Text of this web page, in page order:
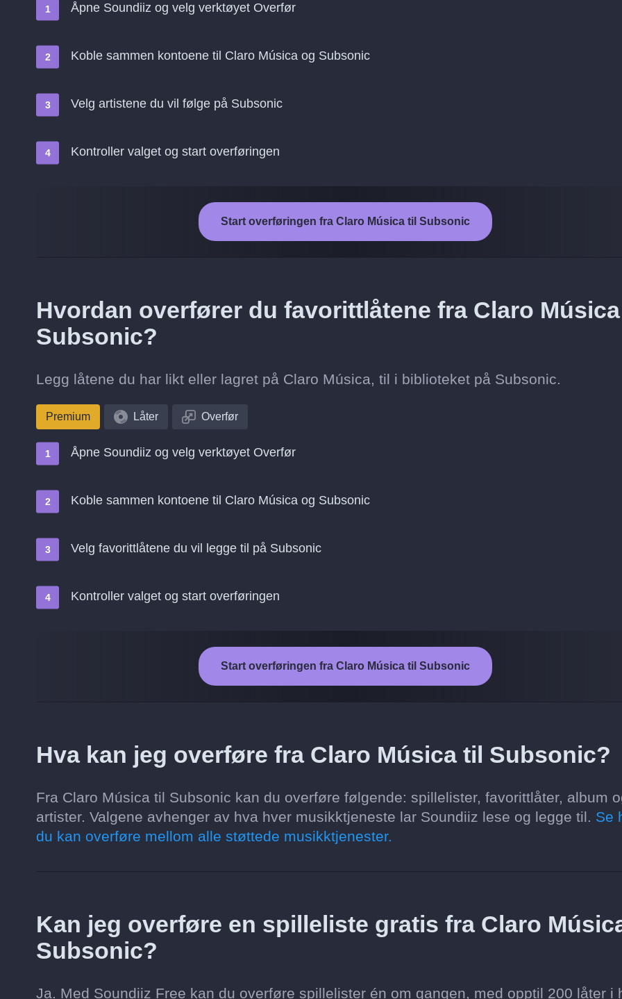
Åpne Soundiiz og velg verktøyet Overfør
Koble sammen kontoene til Claro Música og Subsonic
Velg artistene du vil følge på Subsonic
Kontroller valget og start overføringen
Start overføringen fra Claro Música til Subsonic
Hvordan overfører du favorittlåtene fra Claro
Subsonic?
Legg låtene du har likt eller lagret på Claro Música, til i biblioteket på Subsonic.
Premium Låter Overfør
Åpne Soundiiz og velg verktøyet Overfør
Koble sammen kontoene til Claro Música og Subsonic
Velg favorittlåtene du vil legge til på Subsonic
Kontroller valget og start overføringen
Start overføringen fra Claro Música til Subsonic
Hva kan jeg overføre fra Claro Música til Subsonic?
Fra Claro Música til Subsonic kan du overføre følgende: spillelister, favorittlåter, album
artister. Valgene avhenger av hva hver musikktjeneste lar Soundiiz lese og legge til. Se
du kan overføre mellom alle støttede musikktjenester.
Kan jeg overføre en spilleliste gratis fra Claro
Subsonic?
Ja. Med Soundiiz Free kan du overføre spillelister én om gangen, med opptil 200 låter i